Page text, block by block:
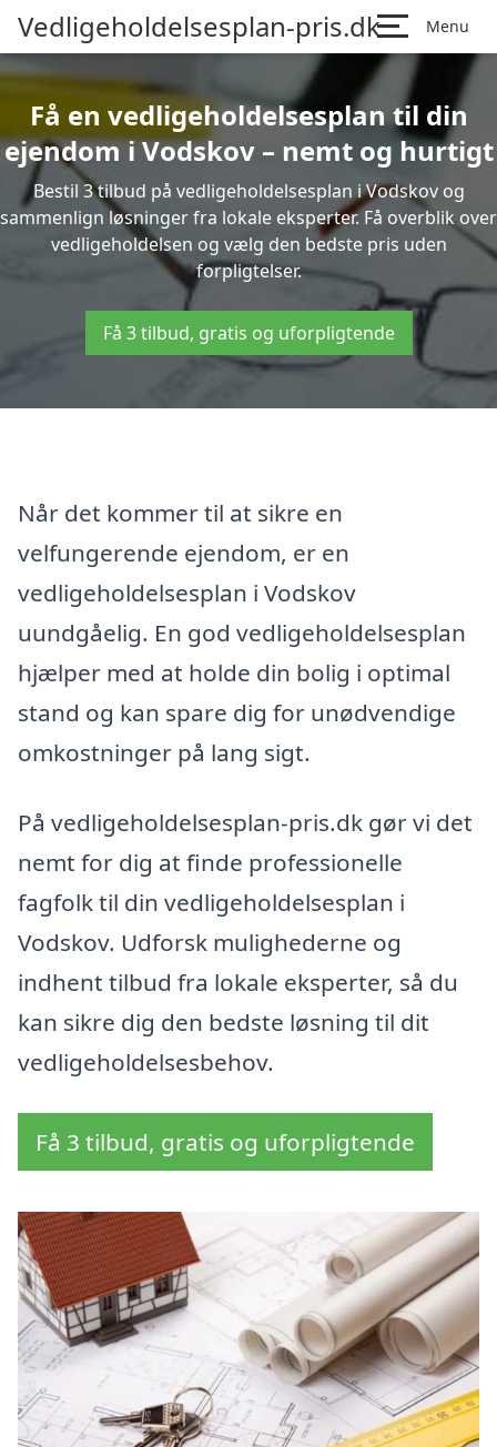
Vedligeholdelsesplan-pris.dk Menu
Få en vedligeholdelsesplan til din
ejendom i Vodskov – nemt og hurtigt
Bestil 3 tilbud på vedligeholdelsesplan i Vodskov og
sammenlign løsninger fra lokale eksperter. Få overblik over
vedligeholdelsen og vælg den bedste pris uden
forpligtelser.
Få 3 tilbud, gratis og uforpligtende
Når det kommer til at sikre en
velfungerende ejendom, er en
vedligeholdelsesplan i Vodskov
uundgåelig. En god vedligeholdelsesplan
hjælper med at holde din bolig i optimal
stand og kan spare dig for unødvendige
omkostninger på lang sigt.
På vedligeholdelsesplan-pris.dk gør vi det
nemt for dig at finde professionelle
fagfolk til din vedligeholdelsesplan i
Vodskov. Udforsk mulighederne og
indhent tilbud fra lokale eksperter, så du
kan sikre dig den bedste løsning til dit
vedligeholdelsesbehov.
Få 3 tilbud, gratis og uforpligtende